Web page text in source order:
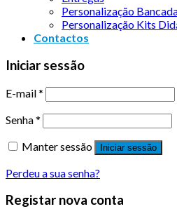
Personalização
Personalização Kits
Contactos
Iniciar sessão
E-mail*
Senha*
Manter sessão
Iniciar sessão
Perdeu a sua senha?
Registar nova conta